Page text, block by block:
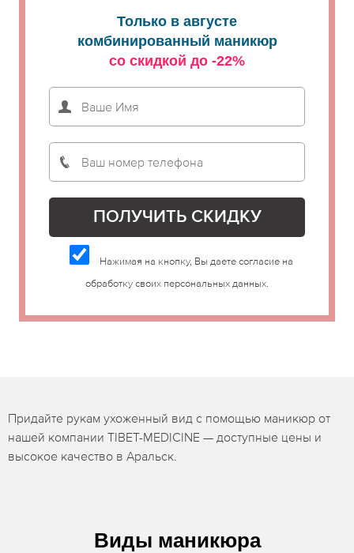
Только в августе
комбинированный маникюр
со скидкой до -22%
Нажимая на кнопку, Вы даете согласие на
обработку своих персональных данных.
Придайте рукам ухоженный вид с помощью маникюр от
нашей компании TIBET-MEDICINE — доступные цены и
высокое качество в Аральск.
Виды маникюра